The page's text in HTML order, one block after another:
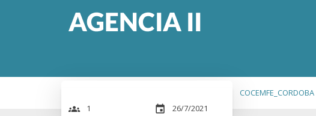
COCEMFE_CORDOBA
groups 1 event 26/7/2021